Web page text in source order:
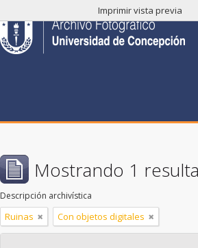
Imprimir vista previa
Mostrando 1
Descripción archivística
Ruinas Con objetos digitales